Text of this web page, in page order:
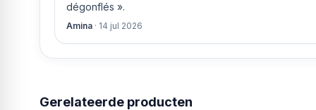
dégonflés ».
Amina · 14 jul 2026
Gerelateerde producten